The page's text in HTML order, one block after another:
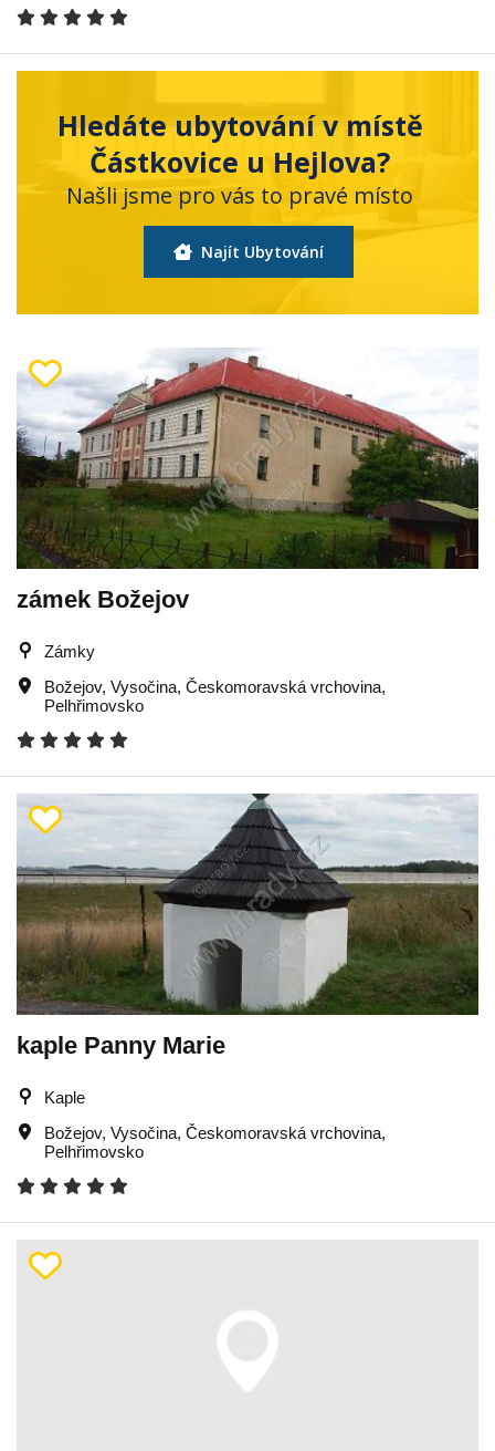
Hledáte ubytování v místě
Částkovice u Hejlova?
Našli jsme pro vás to pravé místo
Najít Ubytování
zámek Božejov
Zámky
Božejov, Vysočina, Českomoravská vrchovina,
Pelhřimovsko
kaple Panny Marie
Kaple
Božejov, Vysočina, Českomoravská vrchovina,
Pelhřimovsko